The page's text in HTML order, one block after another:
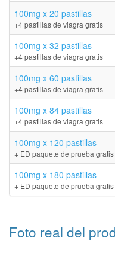
100mg x 20 pastillas
+4 pastillas de viagra gratis
100mg x 32 pastillas
+4 pastillas de viagra gratis
100mg x 60 pastillas
+4 pastillas de viagra gratis
100mg x 84 pastillas
+4 pastillas de viagra gratis
100mg x 120 pastillas
+ ED paquete de prueba gratis
100mg x 180 pastillas
+ ED paquete de prueba gratis
Foto real del